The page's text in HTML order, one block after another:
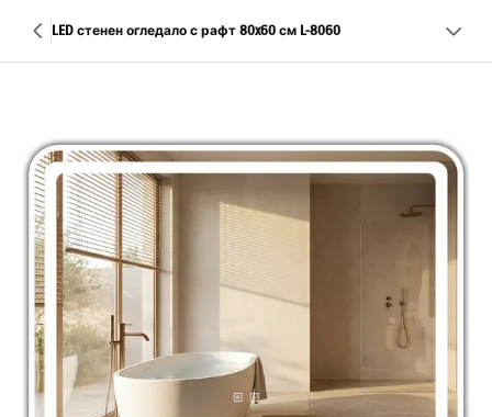
LED стенен огледало с рафт 80x60 см L-8060